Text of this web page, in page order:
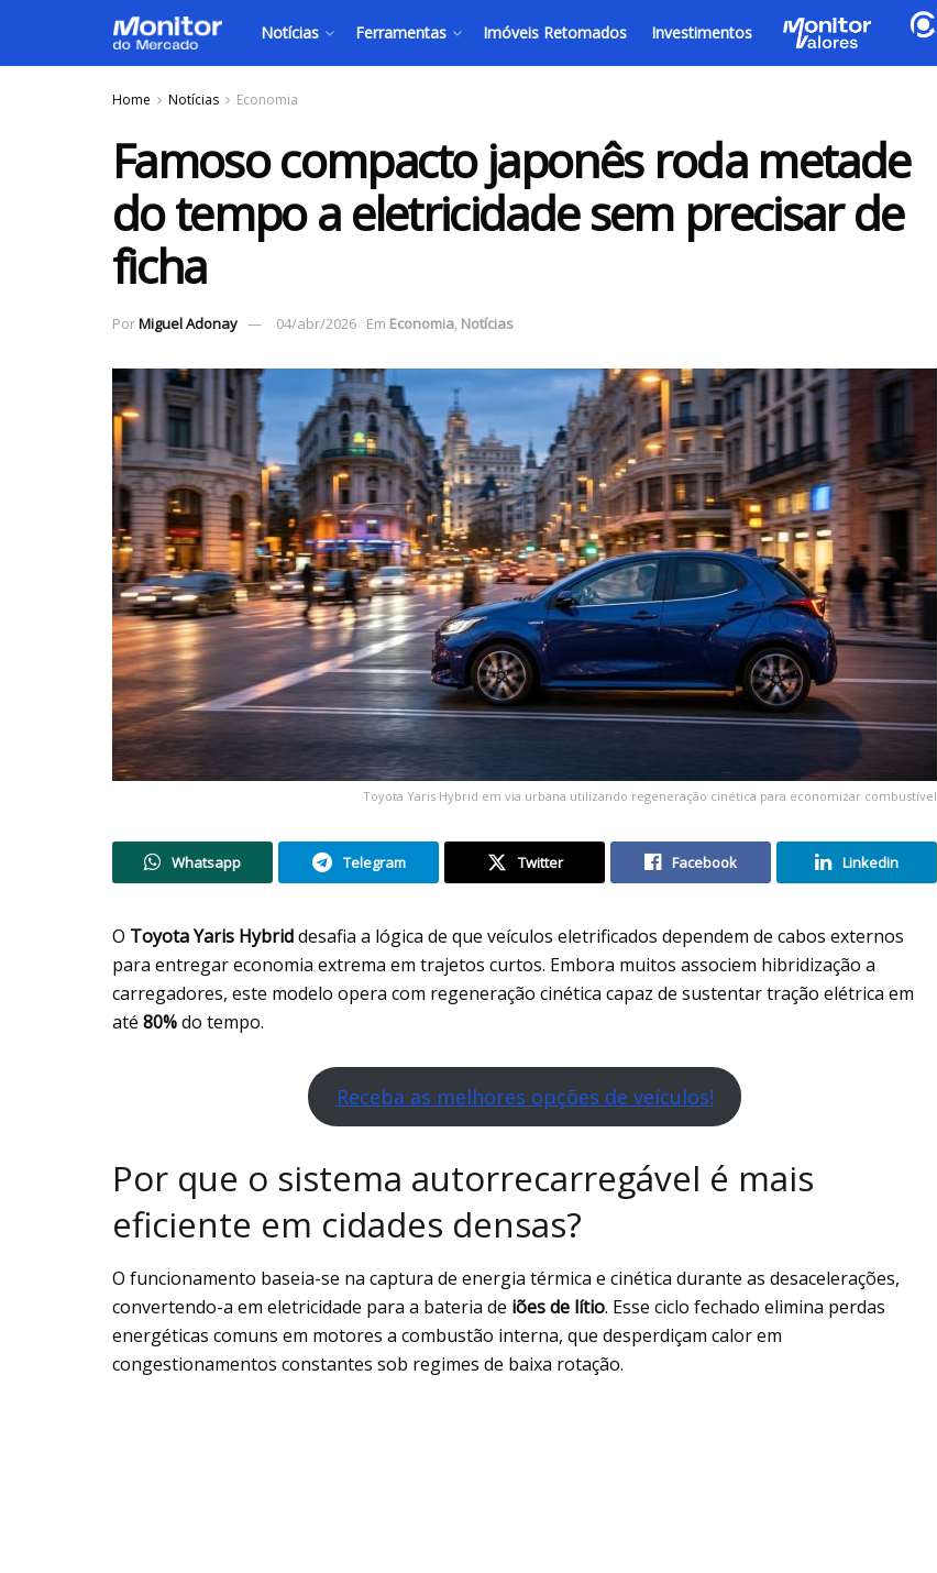
Notícias Ferramentas Imóveis Retomados Investimentos
Home Notícias Economia
Famoso compacto japonês roda metade
do tempo a eletricidade sem precisar de
ficha
PorMiguel Adonay 04/abr/2026 Em Economia, Notícias
Toyota Yaris Hybrid em via urbana utilizando regeneração cinética para economizar combustível
Whatsapp Telegram Twitter Facebook Linkedin
O Toyota Yaris Hybriddesafia a lógica de que veículos eletrificados dependem de cabos externos
para entregar economia extrema em trajetos curtos. Embora muitos associem hibridização a
carregadores, este modelo opera com regeneração cinética capaz de sustentar tração elétrica em
até 80%do tempo.
Receba as melhores opções de veículos!
Por que o sistema autorrecarregável é mais
eficiente em cidades densas?
O funcionamento baseia-se na captura de energia térmica e cinética durante as desacelerações,
convertendo-a em eletricidade para a bateria de iões de lítio. Esse ciclo fechado elimina perdas
energéticas comuns em motores a combustão interna, que desperdiçam calor em
congestionamentos constantes sob regimes de baixa rotação.